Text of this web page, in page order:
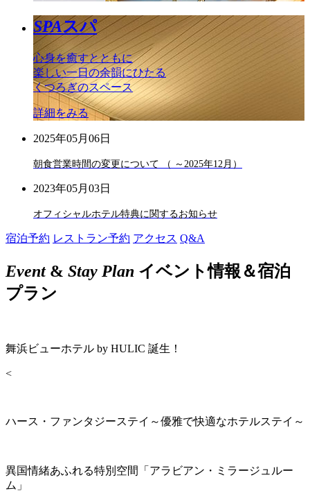
SPAスパ
心身を癒すとともに
楽しい一日の余韻にひたる
くつろぎのスペース
詳細をみる
2025年05月06日
朝食営業時間の変更について （ ～2025年12月）
2023年05月03日
オフィシャルホテル特典に関するお知らせ
宿泊予約 レストラン予約 アクセス Q&A
Event& Stay Plan イベント情報＆宿泊
プラン
舞浜ビューホテル by HULIC 誕生！
<
ハース・ファンタジーステイ～優雅で快適なホテルステイ～
異国情緒あふれる特別空間「アラビアン・ミラージュルー
ム」